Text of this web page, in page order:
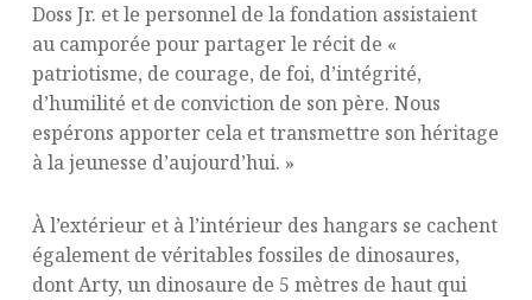
Doss Jr. et le personnel de la fondation assistaient
au camporée pour partager le récit de «
patriotisme, de courage, de foi, d’intégrité,
d’humilité et de conviction de son père. Nous
espérons apporter cela et transmettre son héritage
à la jeunesse d’aujourd’hui. »
À l’extérieur et à l’intérieur des hangars se cachent
également de véritables fossiles de dinosaures,
dont Arty, un dinosaure de 5 mètres de haut qui